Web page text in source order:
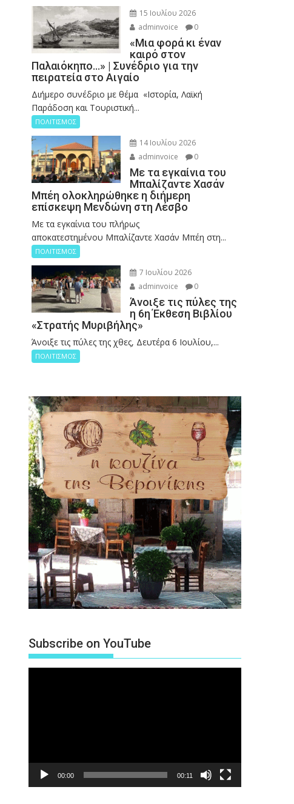
15 Ιουλίου 2026
adminvoice
0
«Μια φορά κι έναν
καιρό στον
Παλαιόκηπο…» | Συνέδριο για την
πειρατεία στο Αιγαίο
Διήμερο συνέδριο με θέμα «Ιστορία, Λαϊκή
Παράδοση και Τουριστική...
ΠΟΛΙΤΙΣΜΟΣ
14 Ιουλίου 2026
adminvoice
0
Με τα εγκαίνια του
Μπαλίζαντε Χασάν
Μπέη ολοκληρώθηκε η διήμερη
επίσκεψη Μενδώνη στη Λέσβο
Με τα εγκαίνια του πλήρως
αποκατεστημένου Μπαλίζαντε Χασάν Μπέη στη...
ΠΟΛΙΤΙΣΜΟΣ
7 Ιουλίου 2026
adminvoice
0
Άνοιξε τις πύλες της
η 6η Έκθεση Βιβλίου
«Στρατής Μυριβήλης»
Άνοιξε τις πύλες της χθες, Δευτέρα 6 Ιουλίου,...
ΠΟΛΙΤΙΣΜΟΣ
Subscribe on YouTube
00:00 00:11